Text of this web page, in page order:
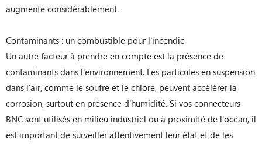
augmente considérablement.
Contaminants : un combustible pour l'incendie
Un autre facteur à prendre en compte est la présence de
contaminants dans l'environnement. Les particules en suspension
dans l'air, comme le soufre et le chlore, peuvent accélérer la
corrosion, surtout en présence d'humidité. Si vos connecteurs
BNC sont utilisés en milieu industriel ou à proximité de l'océan, il
est important de surveiller attentivement leur état et de les